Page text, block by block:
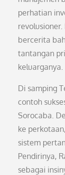
perhatian
revolusioner.
bercerita
tantangan
keluarganya.
Di samping
contoh
Sorocaba.
ke
sistem
Pendirinya,
sebagai